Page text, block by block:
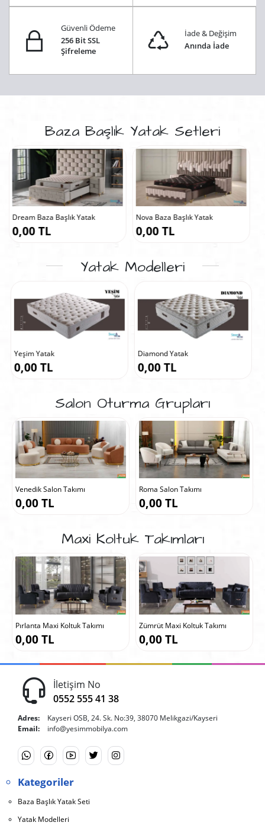
Güvenli Ödeme
256 Bit SSL
Şifreleme
İade & Değişim
Anında İade
Baza Başlık Yatak Setleri
Nova Baza Başlık Yatak
0,00 TL
London Baza Başlık Yatak
0,00 TL
Yatak Modelleri
Diamond Yatak
0,00 TL
Asya Yatak
0,00 TL
Salon Oturma Grupları
Roma Salon Takımı
0,00 TL
İtaly Salon Takımı
0,00 TL
Maxi Koltuk Takımları
Zümrüt Maxi Koltuk Takımı
0,00 TL
Helena Maxi Koltuk Takımı
0,00 TL
İletişim No
0552 555 41 38
Adres:
Kayseri OSB, 24. Sk. No:39, 38070 Melikgazi/Kayseri
Email:
info@yesimmobilya.com
Kategoriler
Baza Başlık Yatak Seti
Yatak Modelleri